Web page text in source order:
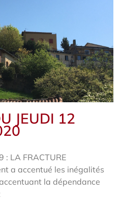
JEUDI 12
: LA FRACTURE
a accentué les inégalités
la dépendance